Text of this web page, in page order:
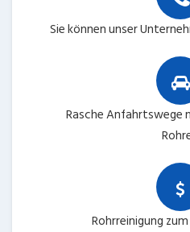
Sie können unser
Rasche Anfahrtswege
Rohrreinigung